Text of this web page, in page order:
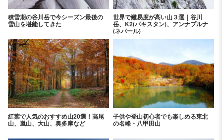
積雪期の谷川岳で今シーズン最後の
雪山を堪能してきた
世界で難易度が高い山３選｜谷川
岳、K2(パキスタン)、アンナプルナ
(ネパール)
紅葉で人気のおすすめ山20選！高尾
山、嵐山、大山、奥多摩など
子供や登山初心者でも楽しめる東北
の名峰・八甲田山